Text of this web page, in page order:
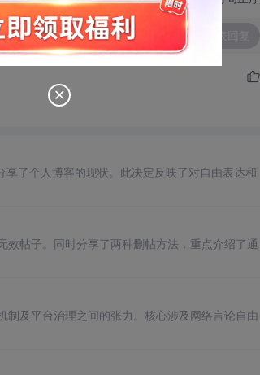
了个人博客的现状。此决定反映了对自由表达和
帖子。同时分享了两种删帖方法，重点介绍了通
及平台治理之间的张力。核心涉及网络言论自由